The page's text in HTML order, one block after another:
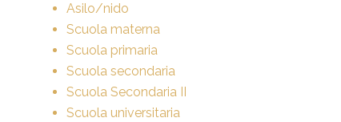
Asilo/nido
Scuola materna
Scuola primaria
Scuola secondaria
Scuola Secondaria II
Scuola universitaria